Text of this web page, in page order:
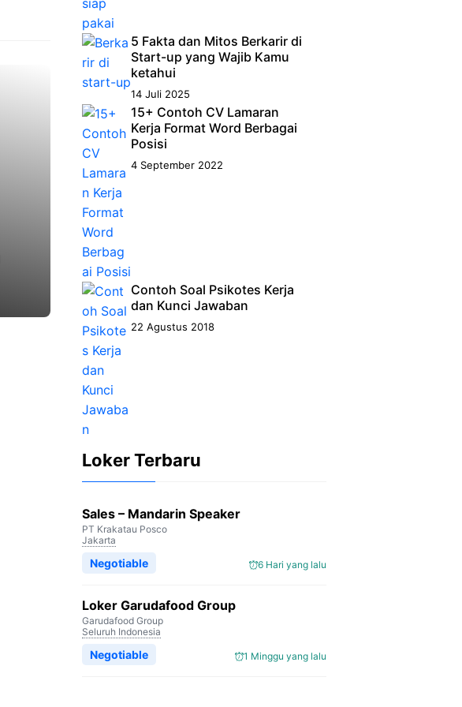
5 Fakta dan Mitos Berkarir di
Start-up yang Wajib Kamu
ketahui
14 Juli 2025
15+ Contoh CV Lamaran
Kerja Format Word Berbagai
Posisi
4 September 2022
Contoh Soal Psikotes Kerja
dan Kunci Jawaban
22 Agustus 2018
Loker Terbaru
Sales – Mandarin Speaker
PT Krakatau Posco
Jakarta
6 Hari yang lalu
Negotiable
Loker Garudafood Group
Garudafood Group
Seluruh Indonesia
1 Minggu yang lalu
Negotiable